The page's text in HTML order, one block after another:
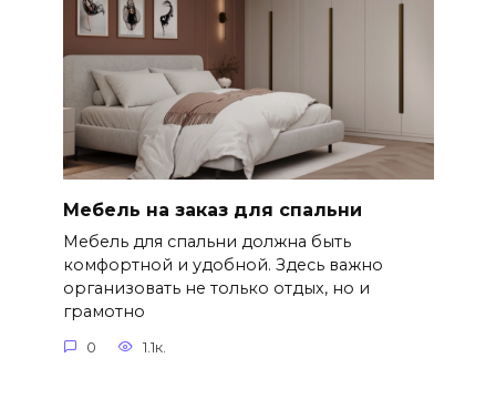
Мебель на заказ для спальни
Мебель для спальни должна быть
комфортной и удобной. Здесь важно
организовать не только отдых, но и
грамотно
0 1.1к.